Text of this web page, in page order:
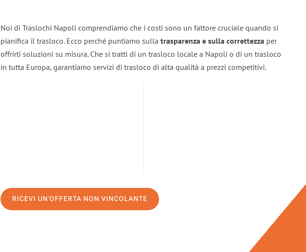
Noi di Traslochi Napoli comprendiamo che i costi sono un fattore cruciale quando si
pianifica il trasloco. Ecco perché puntiamo sulla trasparenza e sulla correttezza per
offrirti soluzioni su misura. Che si tratti di un trasloco locale a Napoli o di un trasloco
in tutta Europa, garantiamo servizi di trasloco di alta qualità a prezzi competitivi.
RICEVI UN'OFFERTA NON VINCOLANTE